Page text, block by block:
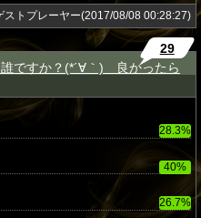
ストプレーヤー(2017/08/08 00:28:27)
ですか？(*´∀｀) 良かったら
29
28.3%
40%
26.7%